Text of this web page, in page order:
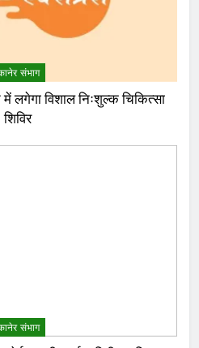
संभाग
लगेगा विशाल निःशुल्क चिकित्सा
शिविर
संभाग